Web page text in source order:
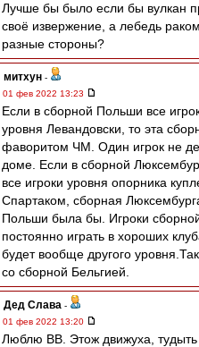
Лучше бы было если бы вулкан
своё извержение, а лебедь
разные стороны?
митхун -
01 фев 2022 13:23
Если в сборной Польши все
уровня Левандовски, то эта
фаворитом ЧМ. Один игрок не
доме. Если в сборной
все игроки уровня опорника
Спартаком, сборная
Польши была бы. Игроки
постоянно играть в хороших
будет вообще другого
со сборной Бельгией.
Дед Слава -
01 фев 2022 13:20
Люблю ВВ. Этож движуха, тудыть